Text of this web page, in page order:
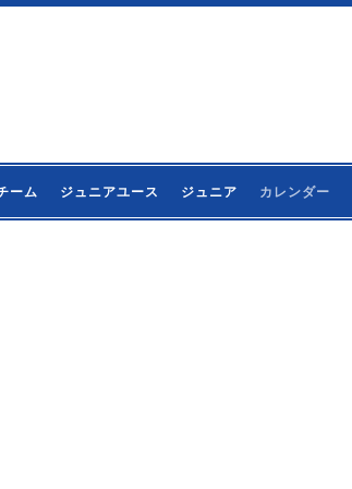
ーム ジュニアユース ジュニア カレンダー